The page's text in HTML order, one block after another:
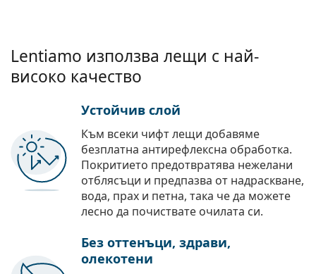
Lentiamo използва лещи с най-
високо качество
Устойчив слой
Към всеки чифт лещи добавяме
безплатна антирефлексна обработка.
Покритието предотвратява нежелани
отблясъци и предпазва от надраскване,
вода, прах и петна, така че да можете
лесно да почиствате очилата си.
Без оттенъци, здрави,
олекотени